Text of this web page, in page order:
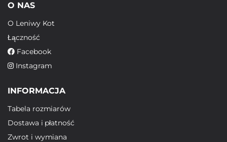
O NAS
O Leniwy Kot
Łączność
Facebook
Instagram
INFORMACJA
Tabela rozmiarów
Dostawa i płatność
Zwrot i wymiana